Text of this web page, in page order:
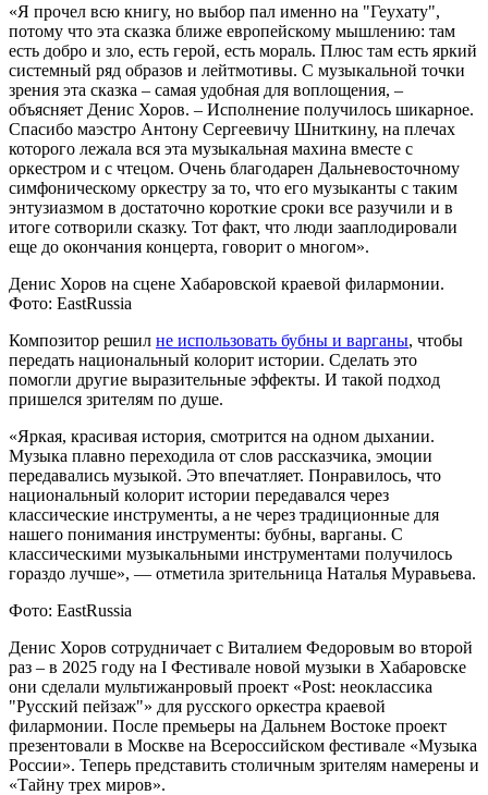
«Я прочел всю книгу, но выбор пал именно на "Геухату",
потому что эта сказка ближе европейскому мышлению: там
есть добро и зло, есть герой, есть мораль. Плюс там есть яркий
системный ряд образов и лейтмотивы. С музыкальной точки
зрения эта сказка – самая удобная для воплощения, –
объясняет Денис Хоров. – Исполнение получилось шикарное.
Спасибо маэстро Антону Сергеевичу Шниткину, на плечах
которого лежала вся эта музыкальная махина вместе с
оркестром и с чтецом. Очень благодарен Дальневосточному
симфоническому оркестру за то, что его музыканты с таким
энтузиазмом в достаточно короткие сроки все разучили и в
итоге сотворили сказку. Тот факт, что люди зааплодировали
еще до окончания концерта, говорит о многом».
Денис Хоров на сцене Хабаровской краевой филармонии.
Фото: EastRussia
Композитор решил не использовать бубны и варганы, чтобы
передать национальный колорит истории. Сделать это
помогли другие выразительные эффекты. И такой подход
пришелся зрителям по душе.
«Яркая, красивая история, смотрится на одном дыхании.
Музыка плавно переходила от слов рассказчика, эмоции
передавались музыкой. Это впечатляет. Понравилось, что
национальный колорит истории передавался через
классические инструменты, а не через традиционные для
нашего понимания инструменты: бубны, варганы. С
классическими музыкальными инструментами получилось
гораздо лучше», — отметила зрительница Наталья Муравьева.
Фото: EastRussia
Денис Хоров сотрудничает с Виталием Федоровым во второй
раз – в 2025 году на I Фестивале новой музыки в Хабаровске
они сделали мультижанровый проект «Post: неоклассика
"Русский пейзаж"» для русского оркестра краевой
филармонии. После премьеры на Дальнем Востоке проект
презентовали в Москве на Всероссийском фестивале «Музыка
России». Теперь представить столичным зрителям намерены и
«Тайну трех миров».